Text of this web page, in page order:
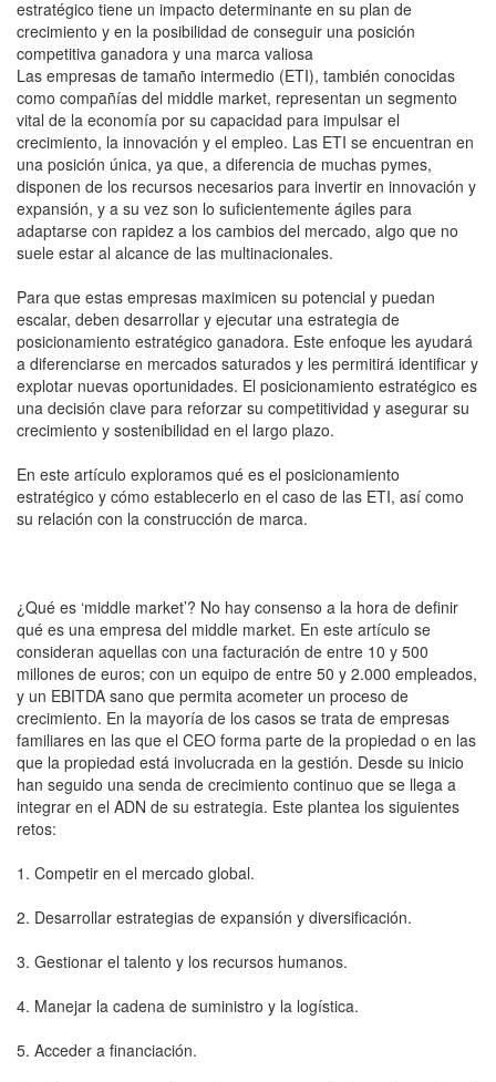
estratégico tiene un impacto determinante en su plan de
crecimiento y en la posibilidad de conseguir una posición
competitiva ganadora y una marca valiosa
Las empresas de tamaño intermedio (ETI), también conocidas
como compañías del middle market, representan un segmento
vital de la economía por su capacidad para impulsar el
crecimiento, la innovación y el empleo. Las ETI se encuentran en
una posición única, ya que, a diferencia de muchas pymes,
disponen de los recursos necesarios para invertir en innovación y
expansión, y a su vez son lo suficientemente ágiles para
adaptarse con rapidez a los cambios del mercado, algo que no
suele estar al alcance de las multinacionales.
Para que estas empresas maximicen su potencial y puedan
escalar, deben desarrollar y ejecutar una estrategia de
posicionamiento estratégico ganadora. Este enfoque les ayudará
a diferenciarse en mercados saturados y les permitirá identificar y
explotar nuevas oportunidades. El posicionamiento estratégico es
una decisión clave para reforzar su competitividad y asegurar su
crecimiento y sostenibilidad en el largo plazo.
En este artículo exploramos qué es el posicionamiento
estratégico y cómo establecerlo en el caso de las ETI, así como
su relación con la construcción de marca.
¿Qué es ‘middle market’? No hay consenso a la hora de definir
qué es una empresa del middle market. En este artículo se
consideran aquellas con una facturación de entre 10 y 500
millones de euros; con un equipo de entre 50 y 2.000 empleados,
y un EBITDA sano que permita acometer un proceso de
crecimiento. En la mayoría de los casos se trata de empresas
familiares en las que el CEO forma parte de la propiedad o en las
que la propiedad está involucrada en la gestión. Desde su inicio
han seguido una senda de crecimiento continuo que se llega a
integrar en el ADN de su estrategia. Este plantea los siguientes
retos:
1. Competir en el mercado global.
2. Desarrollar estrategias de expansión y diversificación.
3. Gestionar el talento y los recursos humanos.
4. Manejar la cadena de suministro y la logística.
5. Acceder a financiación.